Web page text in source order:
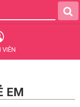
VIÊN
EM